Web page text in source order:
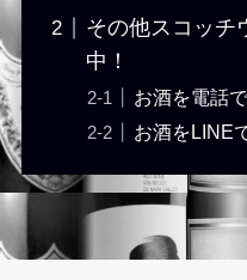
その他スコッチ
中！
お酒を電話
お酒をLINE